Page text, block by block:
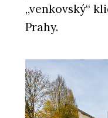
„venkovský“
Prahy.